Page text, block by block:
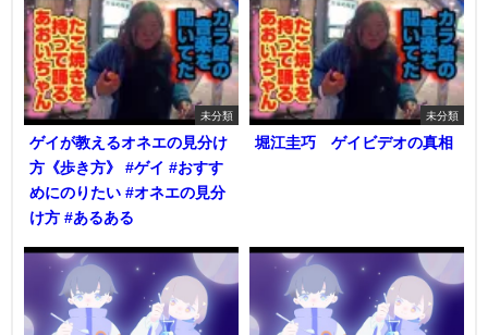
未分類
ゲイが教えるオネエの見分け
方《歩き方》 #ゲイ #おすす
めにのりたい #オネエの見分
け方 #あるある
未分類
堀江圭巧 ゲイビデオの真相